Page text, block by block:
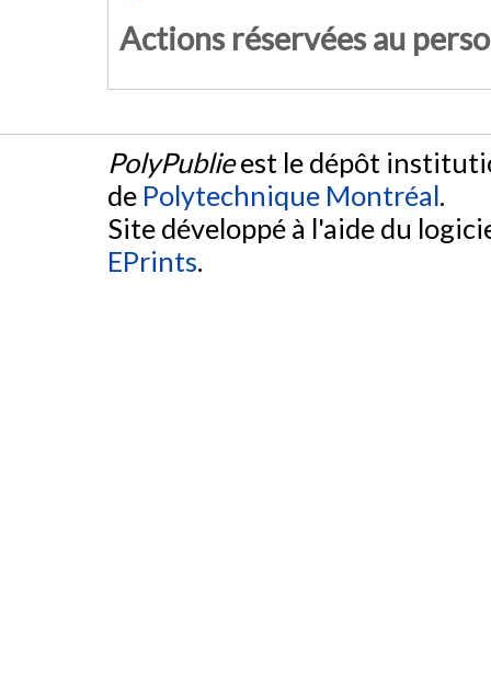
Actions réservées au
PolyPublieest le dépôt
de Polytechnique Montréal.
Site développé à l'aide du
EPrints.